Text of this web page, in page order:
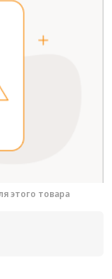
этого товара